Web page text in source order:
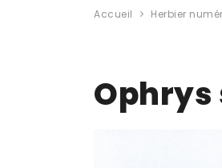
Accueil Herbier
Ophrys